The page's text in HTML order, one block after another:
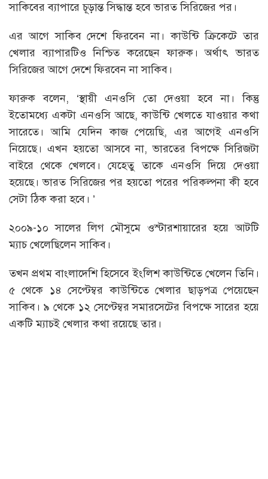
সাকিবের ব্যাপারে চূড়ান্ত সিদ্ধান্ত হবে ভারত সিরিজের পর।
এর আগে সাকিব দেশে ফিরবেন না। কাউন্টি ক্রিকেটে তার
খেলার ব্যাপারটিও নিশ্চিত করেছেন ফারুক। অর্থাৎ ভারত
সিরিজের আগে দেশে ফিরবেন না সাকিব।
ফারুক বলেন, ‘স্থায়ী এনওসি তো দেওয়া হবে না। কিন্তু
ইতোমধ্যে একটা এনওসি আছে, কাউন্টি খেলতে যাওয়ার কথা
সারেতে। আমি যেদিন কাজ পেয়েছি, এর আগেই এনওসি
নিয়েছে। এখন হয়তো আসবে না, ভারতের বিপক্ষে সিরিজটা
বাইরে থেকে খেলবে। যেহেতু তাকে এনওসি দিয়ে দেওয়া
হয়েছে। ভারত সিরিজের পর হয়তো পরের পরিকল্পনা কী হবে
সেটা ঠিক করা হবে। ’
২০০৯-১০ সালের লিগ মৌসুমে ওস্টারশায়ারের হয়ে আটটি
ম্যাচ খেলেছিলেন সাকিব।
তখন প্রথম বাংলাদেশি হিসেবে ইংলিশ কাউন্টিতে খেলেন তিনি।
৫ থেকে ১৪ সেপ্টেম্বর কাউন্টিতে খেলার ছাড়পত্র পেয়েছেন
সাকিব। ৯ থেকে ১২ সেপ্টেম্বর সমারসেটের বিপক্ষে সারের হয়ে
একটি ম্যাচই খেলার কথা রয়েছে তার।